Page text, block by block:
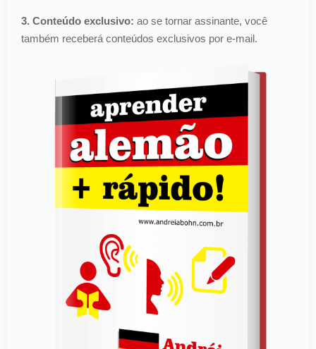
3. Conteúdo exclusivo: ao se tornar assinante, você
também receberá conteúdos exclusivos por e-mail.